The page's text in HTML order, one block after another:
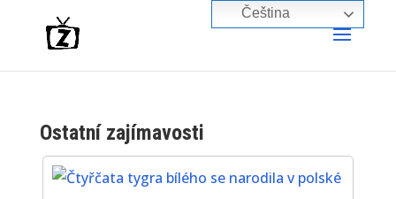
Ostatní zajímavosti
Čeština‎